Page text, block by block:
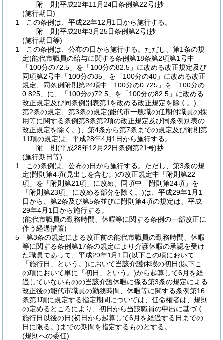
附 則(平成22年11月24日条例第22号)抄
(施行期日)
1
この条例は、平成22年12月1日から施行する。
附 則(平成28年3月25日条例第2号)抄
(施行期日等)
1
この条例は、公布の日から施行する。 ただし、第1条の規
定(能代市職員の給与に関する条例第18条第2項第1号中
「100分の72.5」を「100分の82.5」に改める改正規定及び
同項第2号中「100分の35」を「100分の40」に改める改正
規定、同条例附則第24項中「100分の0.725」を「100分の
0.825」に、「100分の72.5」を「100分の82.5」に改める
改正規定及び同条例別表第1を改める改正規定を除く。)
第2条の規定、第3条の規定(能代市一般職の任期付職員の採
用等に関する条例第8条第2項の改正規定及び同条例別表の
改正規定を除く。) 、第4条から第7条までの規定及び附則第
11項の規定は、平成28年4月1日から施行する。
附 則(平成28年12月22日条例第21号)抄
(施行期日等)
1
この条例は、公布の日から施行する。 ただし、第3条の規
定(附則第4項(見出しを含む。)の改正規定中「附則第22
項」を「附則第21項」に改め、同項中「附則第24項」を
「附則第23項」に改める部分を除く。)は、平成29年1月1
日から、第2条及び第5条並びに附則第4項の規定は、平成
29年4月1日から施行する。
(能代市職員の勤務時間、休暇等に関する条例の一部改正に
伴う経過措置)
5
第3条の規定による改正前の能代市職員の勤務時間、休暇
等に関する条例第17条の規定により介護休暇の承認を受け
た職員であって、平成29年1月1日(以下この項において
「施行日」という。)において当該介護休暇の初日(以下こ
の項において単に「初日」という。)から起算して6月を経
過していないものの当該介護休暇に係る第3条の規定による
改正後の能代市職員の勤務時間、休暇等に関する条例第16
条第1項に規定する指定期間については、任命権者は、規則
の定めるところにより、初日から当該職員の申出に基づく
施行日以後の日(初日から起算して6月を経過する日までの
日に限る。) までの期間を指定するものとする。
(規則への委任)